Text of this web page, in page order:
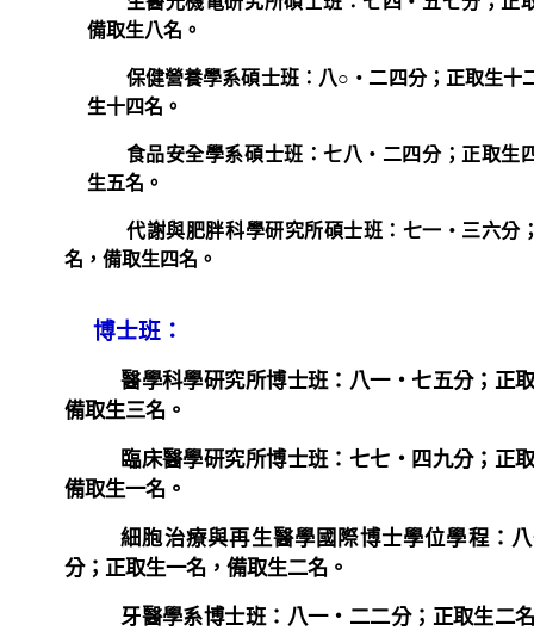
備取生八名。
保健營養學系碩士班：八○‧二四分；正取生十
生十四名。
食品安全學系碩士班：七八‧二四分；正取生
生五名。
代謝與肥胖科學研究所碩士班：七一‧三六分
名，備取生四名。
博士班：
醫學科學研究所博士班：八一‧七五分；正
備取生三名。
臨床醫學研究所博士班：七七‧四九分；正
備取生一名。
細胞治療與再生醫學國際博士學位學程：
分；正取生一名，備取生二名。
牙醫學系博士班：八一‧二二分；正取生二